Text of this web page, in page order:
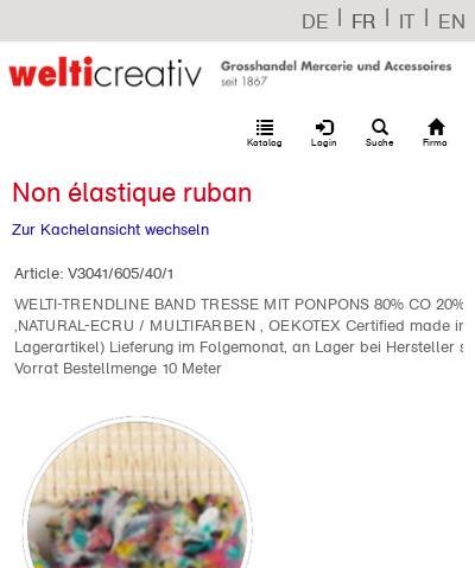
DE | FR | IT | EN
Firma
Suche
Login
Katalog
Non élastique ruban
Zur Kachelansicht wechseln
Article: V3041/605/40/1
WELTI-TRENDLINE BAND TRESSE MIT PONPONS 80% CO 20%
,NATURAL-ECRU / MULTIFARBEN , OEKOTEX Certified made in
Lagerartikel) Lieferung im Folgemonat, an Lager bei Hersteller
Vorrat Bestellmenge 10 Meter